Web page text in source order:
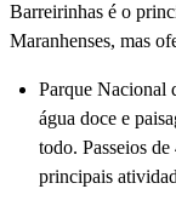
Barreirinhas é o
Maranhenses, mas
Parque Nacional
água doce e
todo. Passeios
principais